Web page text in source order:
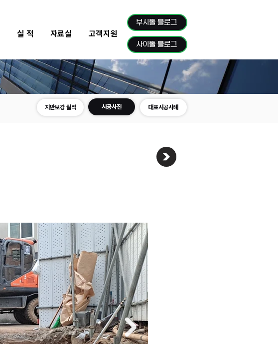
실 적 자료실 고객지원
부시똘 블로그
사이똘 블로그
지반보강 실적 시공사진 대표시공사례